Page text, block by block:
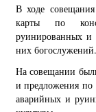
В ходе
карты по
руинированных и
них богослужений.
На совещании
и предложения по
аварийных и